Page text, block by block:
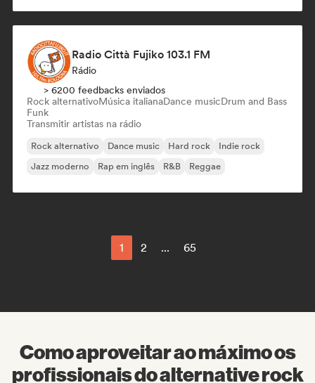
Radio Città Fujiko 103.1 FM
Rádio
> 6200 feedbacks enviados
Rock alternativoMúsica italianaDance musicDrum and Bass
Funk
Transmitir artistas na rádio
Rock alternativo Dance music Hard rock
Indie rock
Jazz moderno
Rap em inglês R&B Reggae
1 2 ... 65
Como aproveitar ao máximo os
profissionais do alternative rock